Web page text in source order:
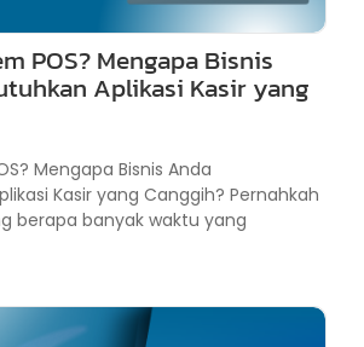
POS? Mengapa Bisnis
Aplikasi Kasir yang
Mengapa Bisnis Anda
Kasir yang Canggih? Pernahkah
berapa banyak waktu yang